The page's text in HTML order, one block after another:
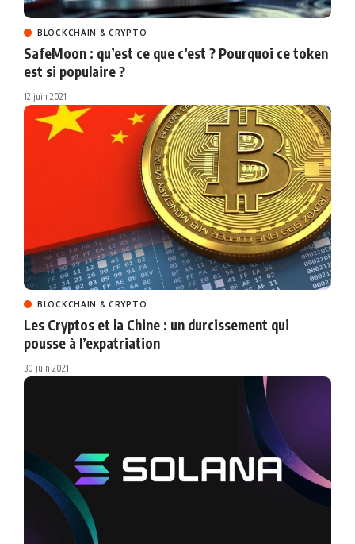
BLOCKCHAIN & CRYPTO
SafeMoon : qu’est ce que c’est ? Pourquoi ce token
est si populaire ?
12 juin 2021
BLOCKCHAIN & CRYPTO
Les Cryptos et la Chine : un durcissement qui
pousse à l’expatriation
30 juin 2021